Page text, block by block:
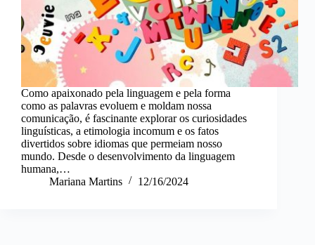
Como apaixonado pela linguagem e pela forma
como as palavras evoluem e moldam nossa
comunicação, é fascinante explorar os curiosidades
linguísticas, a etimologia incomum e os fatos
divertidos sobre idiomas que permeiam nosso
mundo. Desde o desenvolvimento da linguagem
humana,…
Mariana Martins
12/16/2024